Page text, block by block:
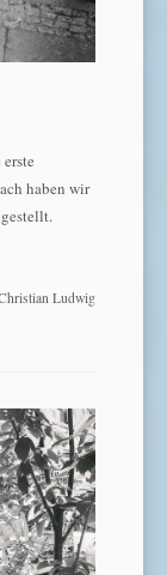
haben wir
Ludwig